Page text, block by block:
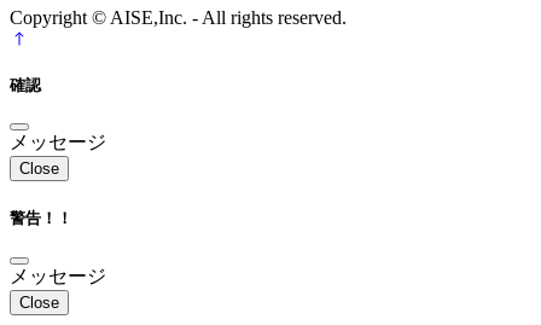
Copyright © AISE,Inc. - All rights reserved.
確認
メッセージ
Close
警告！！
メッセージ
Close